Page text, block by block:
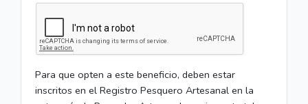
Para que opten a este beneficio, deben estar
inscritos en el Registro Pesquero Artesanal en la